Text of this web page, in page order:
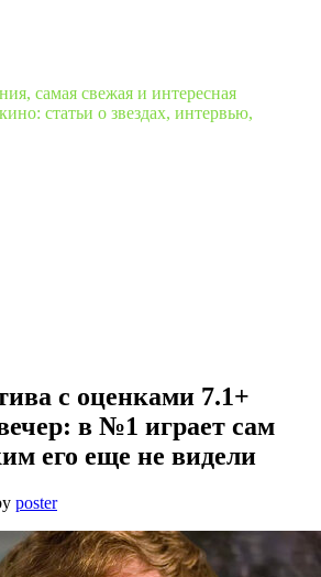
самая свежая и интересная
статьи о звездах, интервью,
с оценками 7.1+
в №1 играет сам
его еще не видели
poster